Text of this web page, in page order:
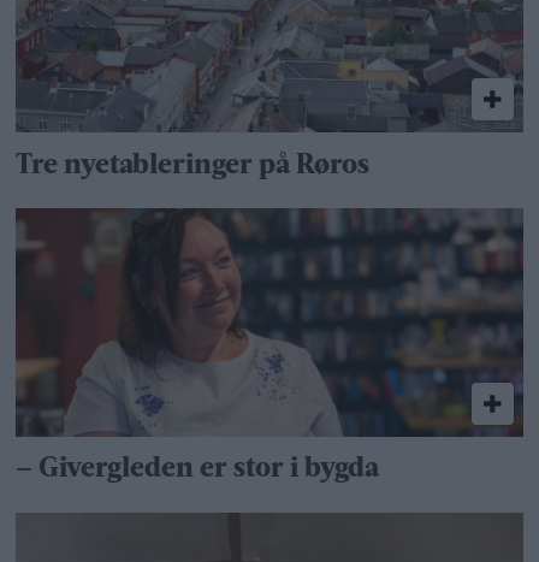
Tre nyetableringer på Røros
– Givergleden er stor i bygda